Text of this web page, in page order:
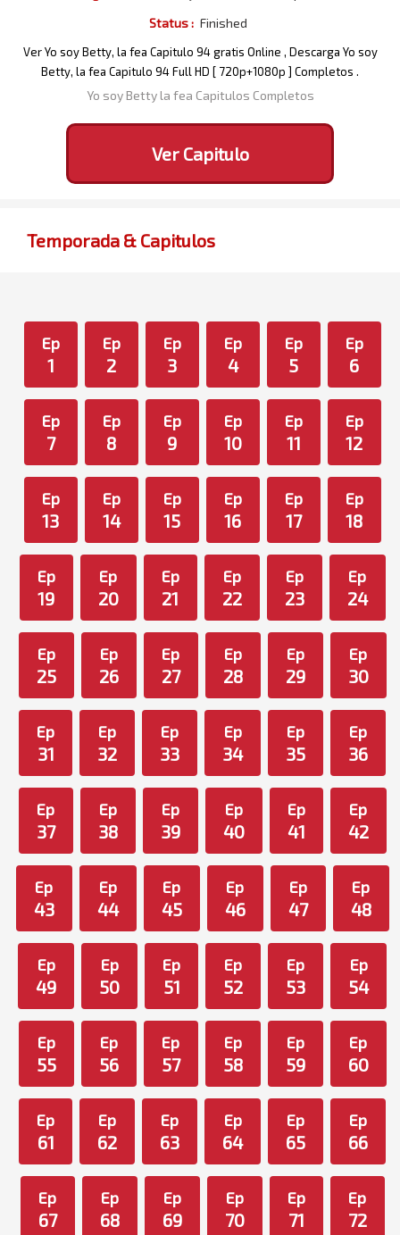
Status : Finished
Ver Yo soy Betty, la fea Capitulo 94 gratis Online , Descarga Yo soy
Betty, la fea Capitulo 94 Full HD [ 720p+1080p ] Completos .
Yo soy Betty la fea Capitulos Completos
Ver Capitulo
Temporada & Capitulos
Ep
1
Ep
2
Ep
3
Ep
4
Ep
5
Ep
6
Ep
7
Ep
8
Ep
9
Ep
10
Ep
11
Ep
12
Ep
13
Ep
14
Ep
15
Ep
16
Ep
17
Ep
18
Ep
19
Ep
20
Ep
21
Ep
22
Ep
23
Ep
24
Ep
25
Ep
26
Ep
27
Ep
28
Ep
29
Ep
30
Ep
31
Ep
32
Ep
33
Ep
34
Ep
35
Ep
36
Ep
37
Ep
38
Ep
39
Ep
40
Ep
41
Ep
42
Ep
43
Ep
44
Ep
45
Ep
46
Ep
47
Ep
48
Ep
49
Ep
50
Ep
51
Ep
52
Ep
53
Ep
54
Ep
55
Ep
56
Ep
57
Ep
58
Ep
59
Ep
60
Ep
61
Ep
62
Ep
63
Ep
64
Ep
65
Ep
66
Ep
67
Ep
68
Ep
69
Ep
70
Ep
71
Ep
72